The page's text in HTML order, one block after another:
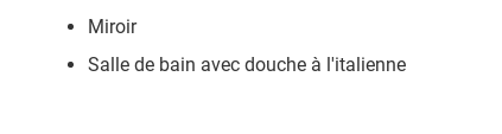
Miroir
Salle de bain avec douche à l'italienne